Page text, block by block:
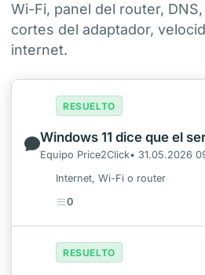
Wi-Fi, panel del router,
cortes del adaptador,
internet.
Equipo Price2Click• 31.05.2026
Internet, Wi-Fi o router
RESUELTO
0
RESUELTO